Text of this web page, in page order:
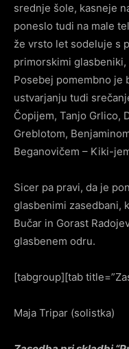
srednje šole, kasneje
poneslo tudi na male
že vrsto let sodeluje s
primorskimi
Posebej pomembno je
ustvarjanju tudi
Čopijem, Tanjo Grlico,
Greblotom,
Beganovičem – Kiki-
Sicer pa pravi, da je
glasbenimi zasedbani,
Bučar in Gorast
glasbenem odru.
[tabgroup][tab
Maja Tripar (solistka)